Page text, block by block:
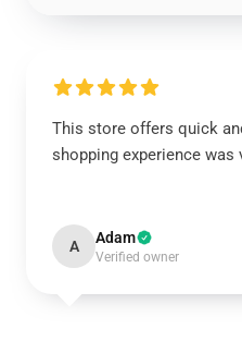
This store offers quick
shopping experience was
A Adam
Verified owner